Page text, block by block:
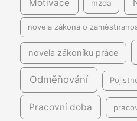
Motivace mzda
novela zákona o
novela zákoníku práce
Odměňování
Pracovní doba